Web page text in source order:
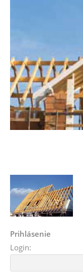
Prihlásenie
Login: